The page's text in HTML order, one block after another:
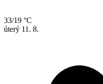
33/19 °C
úterý 11. 8.